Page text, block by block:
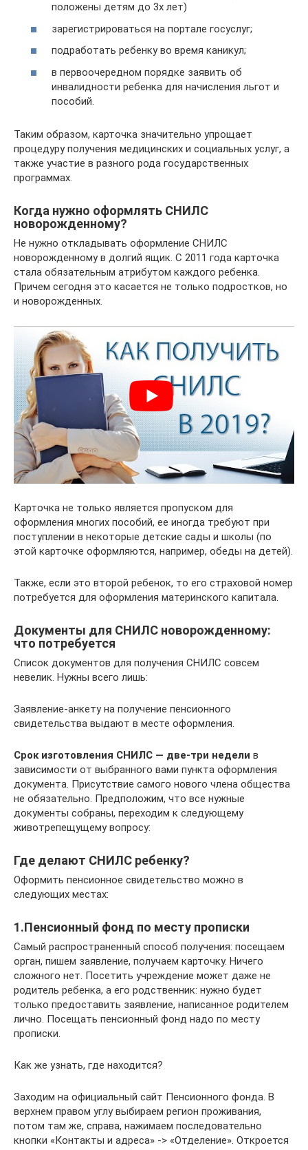
положены детям до 3х лет)
зарегистрироваться на портале госуслуг;
подработать ребенку во время каникул;
в первоочередном порядке заявить об
инвалидности ребенка для начисления льгот и
пособий.
Таким образом, карточка значительно упрощает
процедуру получения медицинских и социальных услуг, а
также участие в разного рода государственных
программах.
Когда нужно оформлять СНИЛС
новорожденному?
Не нужно откладывать оформление СНИЛС
новорожденному в долгий ящик. С 2011 года карточка
стала обязательным атрибутом каждого ребенка.
Причем сегодня это касается не только подростков, но
и новорожденных.
Карточка не только является пропуском для
оформления многих пособий, ее иногда требуют при
поступлении в некоторые детские сады и школы (по
этой карточке оформляются, например, обеды на детей).
Также, если это второй ребенок, то его страховой номер
потребуется для оформления материнского капитала.
Документы для СНИЛС новорожденному:
что потребуется
Список документов для получения СНИЛС совсем
невелик. Нужны всего лишь:
Заявление-анкету на получение пенсионного
свидетельства выдают в месте оформления.
Срок изготовления СНИЛС — две-три недели в
зависимости от выбранного вами пункта оформления
документа. Присутствие самого нового члена общества
не обязательно. Предположим, что все нужные
документы собраны, переходим к следующему
животрепещущему вопросу:
Где делают СНИЛС ребенку?
Оформить пенсионное свидетельство можно в
следующих местах:
1.Пенсионный фонд по месту прописки
Самый распространенный способ получения: посещаем
орган, пишем заявление, получаем карточку. Ничего
сложного нет. Посетить учреждение может даже не
родитель ребенка, а его родственник: нужно будет
только предоставить заявление, написанное родителем
лично. Посещать пенсионный фонд надо по месту
прописки.
Как же узнать, где находится?
Заходим на официальный сайт Пенсионного фонда. В
верхнем правом углу выбираем регион проживания,
потом там же, справа, нажимаем последовательно
кнопки «Контакты и адреса» -> «Отделение». Откроется